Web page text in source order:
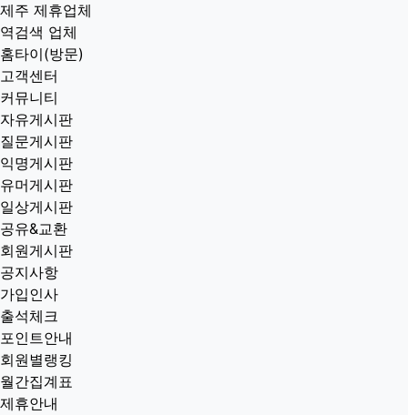
제주 제휴업체
역검색 업체
홈타이(방문)
고객센터
커뮤니티
자유게시판
질문게시판
익명게시판
유머게시판
일상게시판
공유&교환
회원게시판
공지사항
가입인사
출석체크
포인트안내
회원별랭킹
월간집계표
제휴안내